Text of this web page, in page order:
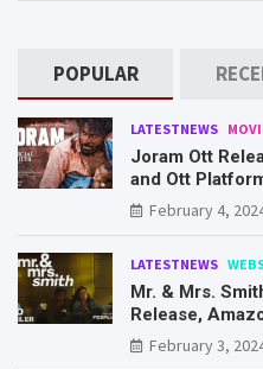
POPULAR
LATESTNEWS
Joram Ott
and Ott
Know Here
February 4,
LATESTNEWS
Mr. & Mrs.
Release,
Mr. & Mrs.
February 3,